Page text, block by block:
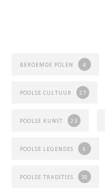
BEROEMDE POLEN 4
POOLSE CULTUUR 27
POOLSE KUNST 23
POOLSE LEGENDES 6
POOLSE TRADITIES 30